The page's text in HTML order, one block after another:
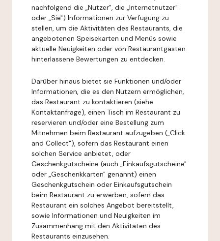
nachfolgend die „Nutzer", die „Internetnutzer"
oder „Sie") Informationen zur Verfügung zu
stellen, um die Aktivitäten des Restaurants, die
angebotenen Speisekarten und Menüs sowie
aktuelle Neuigkeiten oder von Restaurantgästen
hinterlassene Bewertungen zu entdecken.
Darüber hinaus bietet sie Funktionen und/oder
Informationen, die es den Nutzern ermöglichen,
das Restaurant zu kontaktieren (siehe
Kontaktanfrage), einen Tisch im Restaurant zu
reservieren und/oder eine Bestellung zum
Mitnehmen beim Restaurant aufzugeben („Click
and Collect"), sofern das Restaurant einen
solchen Service anbietet, oder
Geschenkgutscheine (auch „Einkaufsgutscheine"
oder „Geschenkkarten" genannt) einen
Geschenkgutschein oder Einkaufsgutschein
beim Restaurant zu erwerben, sofern das
Restaurant ein solches Angebot bereitstellt,
sowie Informationen und Neuigkeiten im
Zusammenhang mit den Aktivitäten des
Restaurants einzusehen.